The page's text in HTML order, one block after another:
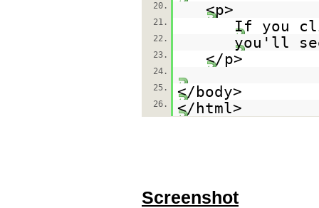
20.
<p>
21. If you
22. you'll
23. </p>
24.
25.
</body>
26. </html>
Screenshot